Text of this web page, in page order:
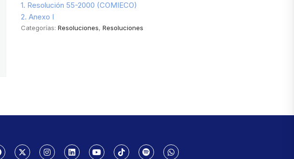
1. Resolución 55-2000 (COMIECO)
2. Anexo I
Categorías: Resoluciones, Resoluciones